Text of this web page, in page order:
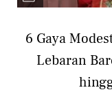
6 Gaya
Lebaran